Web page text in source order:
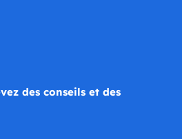
des conseils et des